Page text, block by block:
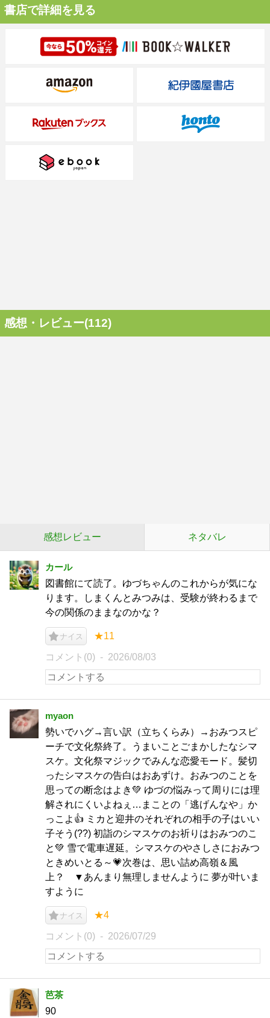
書店で詳細を見る
感想・レビュー(112)
感想レビュー ネタバレ
カール
図書館にて読了。ゆづちゃんのこれからが気にな
ります。しまくんとみつみは、受験が終わるまで
今の関係のままなのかな？
ナイス ★11
コメント(0) 2026/08/03
myaon
勢いでハグ→言い訳（立ちくらみ）→おみつスピ
ーチで文化祭終了。うまいことごまかしたなシマ
スケ。文化祭マジックでみんな恋愛モード。髪切
ったシマスケの告白はおあずけ。おみつのことを
思っての断念はよき💚 ゆづの悩みって周りには理
解されにくいよねぇ…まことの「逃げんなや」か
っこよ👍 ミカと迎井のそれぞれの相手の子はいい
子そう(??) 初詣のシマスケのお祈りはおみつのこ
と💚 雪で電車遅延。シマスケのやさしさにおみつ
ときめいとる～💗次巻は、思い詰め高嶺＆風
上？ ▼あんまり無理しませんように 夢が叶いま
すように
ナイス ★4
コメント(0) 2026/07/29
芭茶
90